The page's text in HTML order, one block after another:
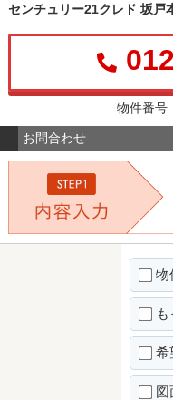
センチュリー21クレド 坂戸
物件番号
お問合わせ
物
希
図